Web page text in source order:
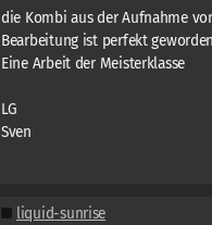
die Kombi aus der Aufnahme
Bearbeitung ist perfekt
Eine Arbeit der Meisterklasse
LG
Sven
liquid-sunrise